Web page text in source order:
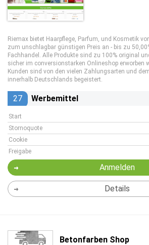
Riemax bietet Haarpflege, Parfum, und Kosmetik
zum unschlagbar günstigen Preis an - bis zu
Fachhandel. Alle Produkte sind zu 100% original
sicher im conversionstarken Onlineshop erworben
Kunden sind von den vielen Zahlungsarten und
innerhalb Deutschlands begeistert.
27 Werbemittel
Start
Stornoquote
Cookie
Freigabe
Anmelden
Details
Betonfarben Shop